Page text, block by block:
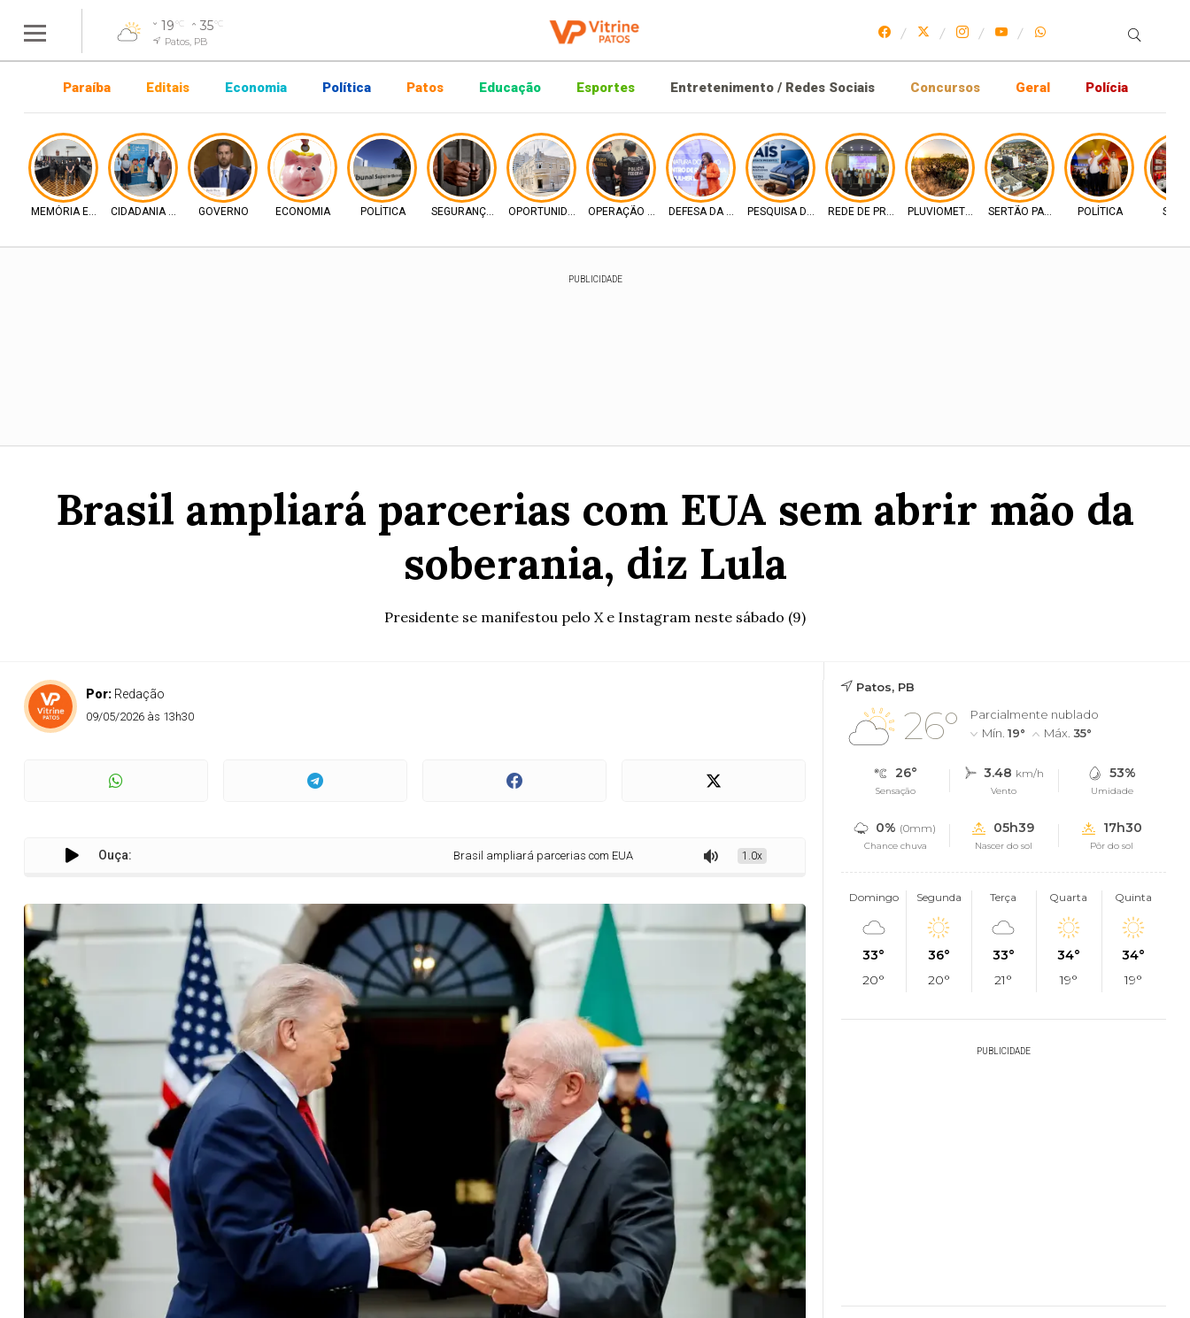
19°C 35°C
Patos, PB
Paraíba Editais Economia Política Patos Educação Esportes Entretenimento / Redes Sociais Concursos Geral Polícia
MEMÓRIA E DIREITOCIDADANIA E INCLUSÃO
GOVERNO ECONOMIA POLÍTICA SEGURANÇA PUBLICAOPORTUNIDADE DIGITAL
OPERAÇÃO PF DEFESA DA MULHERPESQUISA DE MERCADOREDE DE PROTEÇÃOPLUVIOMETRIA SERTÃO PARAIBANOPOLÍTICA
PUBLICIDADE
Brasil ampliará parcerias com EUA sem abrir mão da
soberania, diz Lula
Presidente se manifestou pelo X e Instagram neste sábado (9)
Por: Redação
09/05/2026 às 13h30
Ouça: Brasil ampliará parcerias com EUA sem abrir mão da soberania, diz Lula
1.0x
Patos, PB
26°
Parcialmente nublado
Mín. 19° Máx. 35°
26°
Sensação
3.48 km/h
Vento
53%
Umidade
0% (0mm)
Chance chuva
05h39
Nascer do sol
17h30
Pôr do sol
Domingo
33°
20°
Segunda
36°
20°
Terça
33°
21°
Quarta
34°
19°
Quinta
34°
19°
PUBLICIDADE